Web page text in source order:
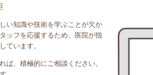
い知識や技術を学ぶことが欠か
ッフを応援するため、医院が指
ています。
ば、積極的にご相談ください。